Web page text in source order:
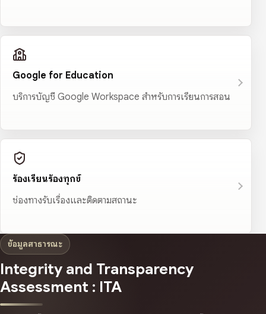
Google for Education
บริการบัญชี Google Workspace สำหรับการเรียนการสอน
ร้องเรียนร้องทุกข์
ช่องทางรับเรื่องและติดตามสถานะ
ข้อมูลสาธารณะ
Integrity and Transparency
Assessment : ITA